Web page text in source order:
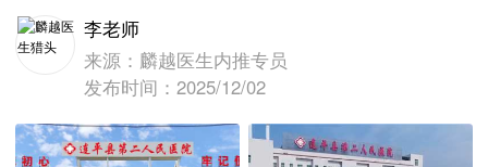
李老师
来源：麟越医生内推专员
发布时间：2025/12/02